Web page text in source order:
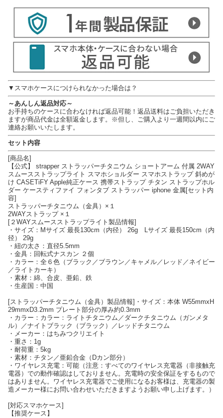
▼スマホケースにつけられなかった場合は？
～あんしん返品対応～
お手持ちのケースに合わなければ返品可能！返品送料はご負担いただき
ますが商品代金は全額返金します。※但し、ご購入より一週間以内にご
連絡お願いいたします。
セット内容
[商品名]
【公式】 strapper ストラッパーチタニウム ショートアーム 付属 2WAY
スムースストラップライト スマホショルダー スマホストラップ 斜めが
け CASETiFY Apple純正ケース 携帯ストラップ チタン ストラップホル
ダー ケースティファイ フォンタブ ストラッパー iphone 金属[セット内
容]
ストラッパーチタニウム（金具）×１
2WAYストラップ ×１
[２WAYスムースストラップライト製品情報]
・サイズ：Mサイズ 最長130cm（内径） 26g Lサイズ 最長150cm（内
径） 29g
・紐の太さ：直径5.5mm
・金具：回転式ナスカン ２個
・カラー：全６色（ブラック／ブラウン／キャメル／レッド／ネイビー
／ライトカーキ）
・素材：綿、合皮、亜鉛、鉄
・生産国：中国
[ストラッパーチタニウム（金具）製品情報]・サイズ：本体 W55mmxH
29mmxD3.2mm プレート部分の厚み約0.3mm
・カラー：カラー：ライトチタニウム／ダークチタニウム（ガンメタ
ル）／ナイトブラック（ブラック）／レッドチタニウム
・メーカー：はちみつクリエイト
・重さ：1g
・耐荷重：5kg
・素材：チタン／亜鉛合金（Dカン部分）
・ワイヤレス充電：可能（注意：すべてのワイヤレス充電器（非接触充
電器）での動作確認はしておりません。充電時の安全保証をするもので
はありません。ワイヤレス充電器でご使用になるお客様は、充電器の製
造メーカー様にお問い合わせいただきますようお願い申し上げます。）
[対応スマホケース]
【推奨ケース】